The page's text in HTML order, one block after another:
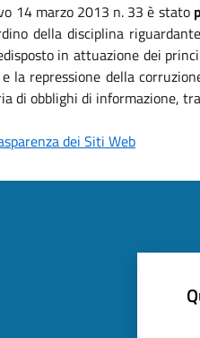
14 marzo 2013 n. 33 è stato
della disciplina
in attuazione dei
la repressione della
di obblighi di informazione,
dei Siti Web